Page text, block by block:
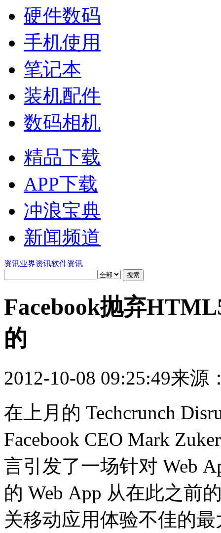
硬件数码
手机使用
笔记本
装机配件
数码相机
精品下载
APP下载
冲浪宝典
新闻频道
资讯业界资讯软件资讯
Facebook抛弃
的
2012-10-08 09:25:49来源
在上月的 Techcrunch
Facebook CEO Mark
言引发了一场针对 Web
的 Web App 从在此之前
关移动应用体验不佳的